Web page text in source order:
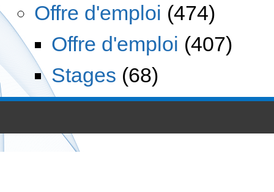
Offre d'emploi (474)
Offre d'emploi (407)
Stages (68)